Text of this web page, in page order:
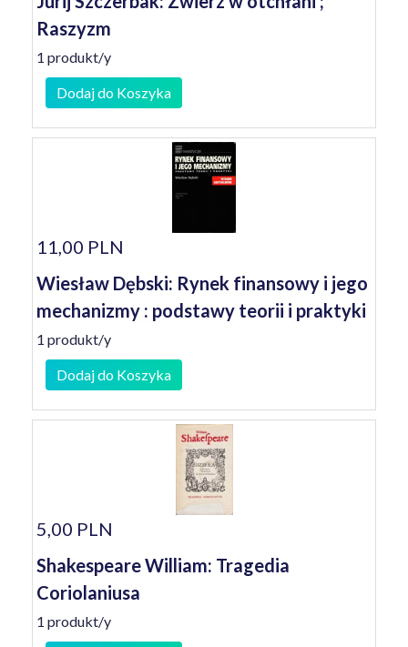
Raszyzm
1 produkt/y
Dodaj do Koszyka
11,00 PLN
Wiesław Dębski: Rynek finansowy i jego
mechanizmy : podstawy teorii i praktyki
1 produkt/y
Dodaj do Koszyka
5,00 PLN
Shakespeare William: Tragedia
Coriolaniusa
1 produkt/y